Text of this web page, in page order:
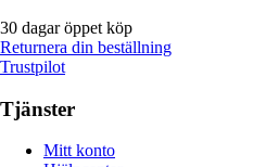
30 dagar öppet köp
Returnera din beställning
Trustpilot
Tjänster
Mitt konto